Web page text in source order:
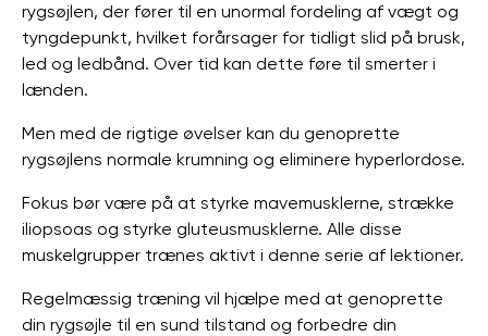
rygsøjlen, der fører til en unormal fordeling af vægt og
tyngdepunkt, hvilket forårsager for tidligt slid på brusk,
led og ledbånd. Over tid kan dette føre til smerter i
lænden.
Men med de rigtige øvelser kan du genoprette
rygsøjlens normale krumning og eliminere hyperlordose.
Fokus bør være på at styrke mavemusklerne, strække
iliopsoas og styrke gluteusmusklerne. Alle disse
muskelgrupper trænes aktivt i denne serie af lektioner.
Regelmæssig træning vil hjælpe med at genoprette
din rygsøjle til en sund tilstand og forbedre din